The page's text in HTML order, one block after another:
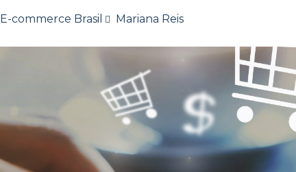
E-commerce Brasil Mariana Reis